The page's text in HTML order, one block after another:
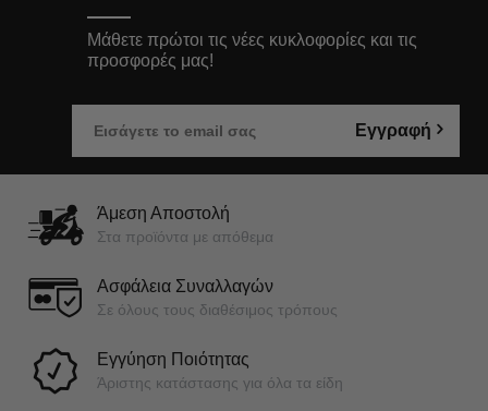
Μάθετε πρώτοι τις νέες κυκλοφορίες και τις
προσφορές μας!
Εγγραφή
Άμεση Αποστολή
Στα προϊόντα με απόθεμα
Ασφάλεια Συναλλαγών
Σε όλους τους διαθέσιμος τρόπους
Εγγύηση Ποιότητας
Άριστης κατάστασης για όλα τα είδη